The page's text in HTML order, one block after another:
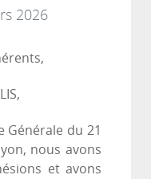
2026
Générale du 21
nous avons
et avons